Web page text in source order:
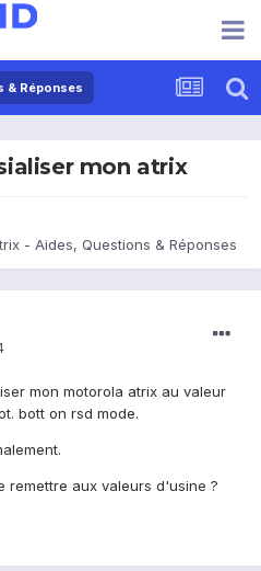
& Réponses
mon atrix
- Aides, Questions & Réponses
mon motorola atrix au valeur
bott on rsd mode.
remettre aux valeurs d'usine ?